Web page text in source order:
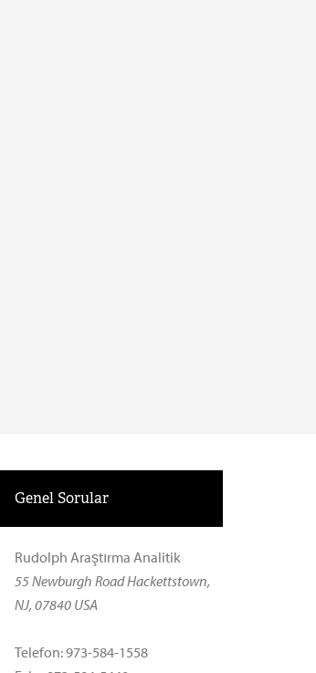
Genel Sorular
Rudolph Araştırma Analitik
55 Newburgh Road Hackettstown,
NJ, 07840 USA
Telefon: 973-584-1558